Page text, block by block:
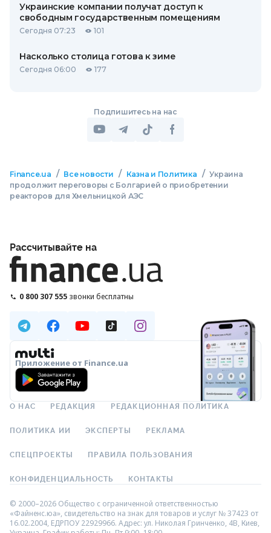
Украинские компании получат доступ к
свободным государственным помещениям
Сегодня 07:23 101
Насколько столица готова к зиме
Сегодня 06:00 177
Подпишитесь на нас
Finance.ua / Все новости / Казна и Политика / Украина
продолжит переговоры с Болгарией о приобретении
реакторов для Хмельницкой АЭС
Рассчитывайте на
0 800 307 555 звонки бесплатны
Приложение от Finance.ua
О НАС РЕДАКЦИЯ РЕДАКЦИОННАЯ ПОЛИТИКА
ПОЛИТИКА ИИ ЭКСПЕРТЫ РЕКЛАМА
СПЕЦПРОЕКТЫ ПРАВИЛА ПОЛЬЗОВАНИЯ
КОНФИДЕНЦИАЛЬНОСТЬ КОНТАКТЫ
© 2000–2026 Общество с ограниченной ответственностью
«Файненс.юа», свидетельство на знак для товаров и услуг № 37423 от
16.02.2004, ЕДРПОУ 22929966. Адрес: ул. Николая Гринченко, 4В, Киев,